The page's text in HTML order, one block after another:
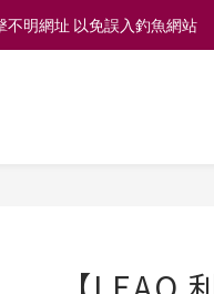
免運 | 可門市取貨/安裝
明網址 以免誤入釣魚網站